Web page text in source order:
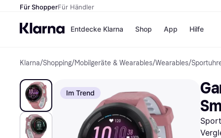
Für ShopperFür Händler
Entdecke Klarna
Zahlungsmethoden
Bezahle in 3
Teilzahlungen
Bezahle in bis zu 30
Tagen
Ratenzahlung
Shop
Shops
H&M
Temu
App Hilfe
Klarna/Shopping/Mobilgeräte & Wearables/Wearables/
Im Trend